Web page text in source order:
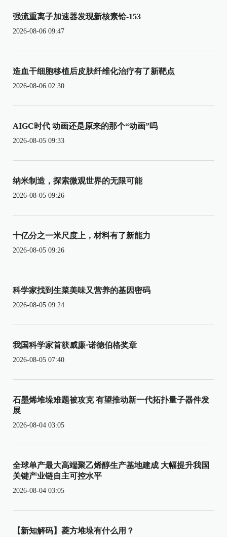
强流重离子加速器发现新核素铪-153
2026-08-06 09:47
造血干细胞移植后皮肤纤维化治疗有了新靶点
2026-08-06 02:30
AIGC时代 动画还是原来的那个“动画”吗
2026-08-05 09:33
纳米制造，探索微观世界的无限可能
2026-08-05 09:26
十亿分之一米尺度上，材料有了新能力
2026-08-05 09:26
科学家找到生菜美味又营养的基因密码
2026-08-05 09:24
我国科学家首获威廉·诺德伯格奖章
2026-08-05 07:40
石墨烯堆垛难题被攻克 有望推动新一代拓扑量子器件发
展
2026-08-04 03:05
全球单产最大高端聚乙烯醇生产基地建成 大幅提升我国
关键产业链自主可控水平
2026-08-04 03:05
【新知解码】菱方堆垛有什么用？